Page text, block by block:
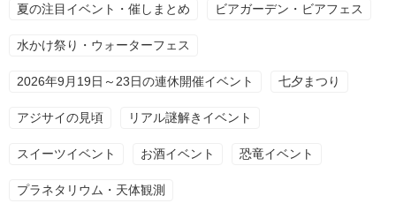
夏の注目イベント・催しまとめ ビアガーデン・ビアフェス
水かけ祭り・ウォーターフェス
2026年9月19日～23日の連休開催イベント 七夕まつり
アジサイの見頃 リアル謎解きイベント
スイーツイベント お酒イベント 恐竜イベント
プラネタリウム・天体観測